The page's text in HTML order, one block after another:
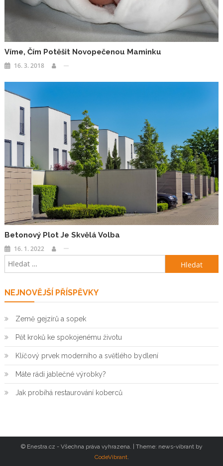
Víme, Čím Potěšit Novopečenou Maminku
16. 3. 2018
Betonový Plot Je Skvělá Volba
16. 1. 2022
Vyhledávání
NEJNOVĚJŠÍ PŘÍSPĚVKY
Země gejzírů a sopek
Pět kroků ke spokojenému životu
Klíčový prvek moderního a světlého bydlení
Máte rádi jablečné výrobky?
Jak probíhá restaurování koberců
© Enestra.cz - Všechna práva vyhrazena. | Theme: news-vibrant by
CodeVibrant.